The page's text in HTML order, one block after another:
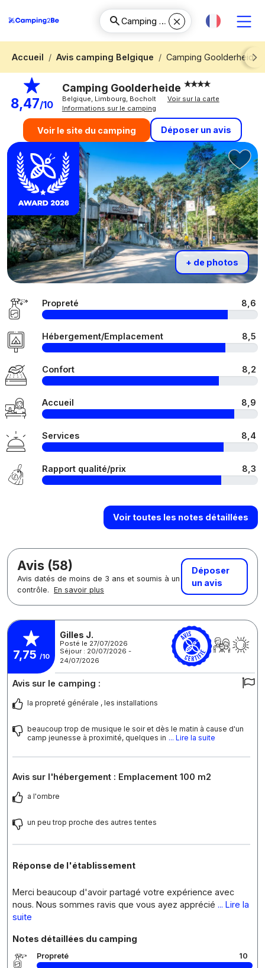
Accueil Avis camping Belgique
Camping Goolderheide
Next
8,47/10
Camping Goolderheide
Belgique, Limbourg, Bocholt
Voir sur la carte
Informations sur le camping
Voir le site du camping Déposer un avis
+ de photos
Propreté 8,6
Hébergement/Emplacement 8,5
Confort 8,2
Accueil 8,9
Services 8,4
Rapport qualité/prix 8,3
Voir toutes les notes détaillées
Avis (58)
Avis datés de moins de 3 ans et soumis à un
contrôle. En savoir plus
Déposer
un avis
7,75 /10
Gilles J.
Posté le 27/07/2026
Séjour : 20/07/2026 -
24/07/2026
Avis sur le camping :
la propreté générale , les installations
beaucoup trop de musique le soir et dès le matin à cause d'un
camp jeunesse à proximité, quelques in ... Lire la suite
Avis sur l'hébergement : Emplacement 100 m2
a l'ombre
un peu trop proche des autres tentes
Réponse de l'établissement
Merci beaucoup d'avoir partagé votre expérience avec
nous. Nous sommes ravis que vous ayez apprécié ... Lire la
suite
Notes détaillées du camping
Propreté 10